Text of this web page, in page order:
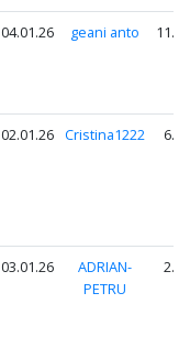
04.01.26 geani anto
02.01.26 Cristina1222
03.01.26
ADRIAN-
PETRU